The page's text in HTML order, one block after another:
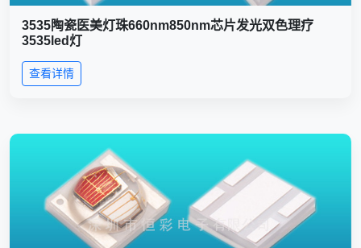
3535陶瓷医美灯珠660nm850nm芯片发光双色理疗
3535led灯
查看详情